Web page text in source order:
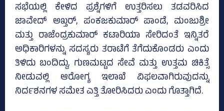
ಸಭೆಯಲ್ಲಿ ಕೇಳಿದ ಪ್ರಶ್ನೆಗಳಿಗೆ ಉತ್ತರಿಸಲು ತಡವರಿಸಿದ
ಜಾವೇದ್‌ ಅಖ್ತರ್‌, ಪಂಕಜಕುಮಾರ್‌ ಪಾಂಡೆ, ಮಂಜುಶ್ರೀ
ಮತ್ತು ರಾಜೆಂದ್ರಕುಮಾರ್ ಕಟಾರಿಯಾ ಸೇರಿದಂತೆ ಇನ್ನಿತರೆ
ಅಧಿಕಾರಿಗಳನ್ನು ಸದಸ್ಯರು ತರಾಟೆಗೆ ತೆಗೆದುಕೊಂಡರು ಎಂದು
ತಿಳಿದು ಬಂದಿದ್ದು, ಗುಣಮಟ್ಟದ ಸೇವೆ ಮತ್ತು ಉತ್ತಮ ಚಿಕಿತ್ಸೆ
ನೀಡುವಲ್ಲಿ ಆರೋಗ್ಯ ಇಲಾಖೆ ವಿಫಲವಾಗಿರುವುದನ್ನು
ನಿರ್ದಶನಗಳ ಸಮೇತ ಎತ್ತಿ ತೋರಿಸಿದರು ಎಂದು ಗೊತ್ತಾಗಿದೆ.